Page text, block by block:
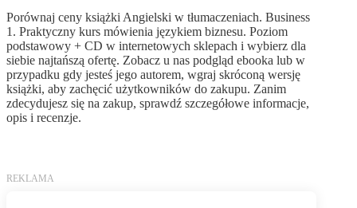
Porównaj ceny książki Angielski w tłumaczeniach. Business
1. Praktyczny kurs mówienia językiem biznesu. Poziom
podstawowy + CD w internetowych sklepach i wybierz dla
siebie najtańszą ofertę. Zobacz u nas podgląd ebooka lub w
przypadku gdy jesteś jego autorem, wgraj skróconą wersję
książki, aby zachęcić użytkowników do zakupu. Zanim
zdecydujesz się na zakup, sprawdź szczegółowe informacje,
opis i recenzje.